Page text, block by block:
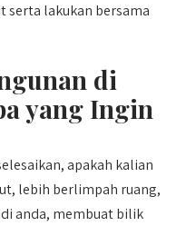
lakukan bersama
di
yang Ingin
apakah kalian
lebih berlimpah ruang,
anda, membuat bilik